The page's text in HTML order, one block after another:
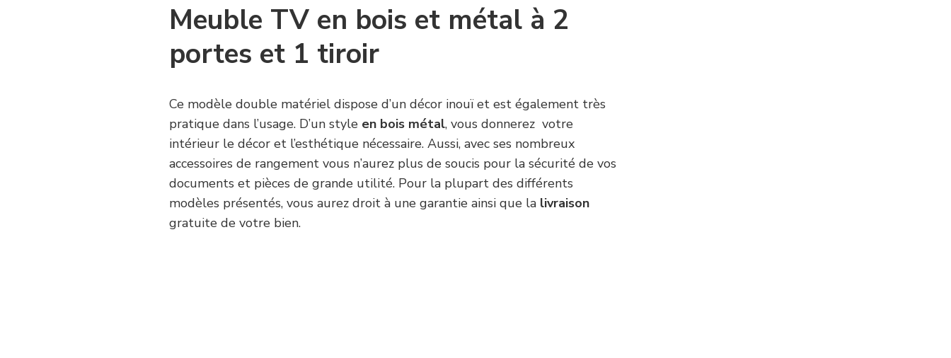
Meuble TV en bois et métal à 2
portes et 1 tiroir
Ce modèle double matériel dispose d’un décor inouï et est également très
pratique dans l’usage. D’un style en bois métal, vous donnerez votre
intérieur le décor et l’esthétique nécessaire. Aussi, avec ses nombreux
accessoires de rangement vous n’aurez plus de soucis pour la sécurité de vos
documents et pièces de grande utilité. Pour la plupart des différents
modèles présentés, vous aurez droit à une garantie ainsi que la livraison
gratuite de votre bien.